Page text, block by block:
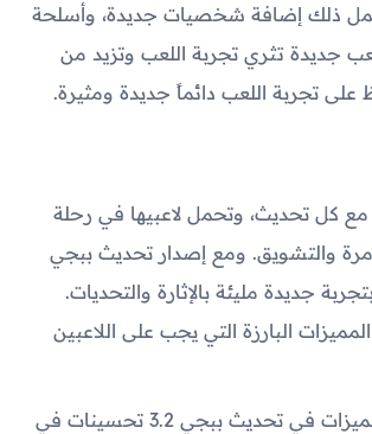
ذلك إضافة شخصيات جديدة، وأسلحة
جديدة تثري تجربة اللعب وتزيد من
على تجربة اللعب دائماً جديدة ومثيرة.
كل تحديث، وتحمل لاعبيها في رحلة
والتشويق. ومع إصدار تحديث ببجي
بتجربة جديدة مليئة بالإثارة والتحديات.
البارزة التي يجب على اللاعبين
تمثل إحدى أهم الميزات في تحديث ببجي 3.2 تحسينات في